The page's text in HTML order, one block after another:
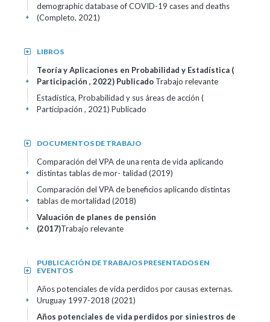
demographic database of COVID-19 cases and deaths
(Completo, 2021)
+
LIBROS
+
Teoría y Aplicaciones en Probabilidad y Estadística (
Participación , 2022) Publicado Trabajo relevante
+
Estadística, Probabilidad y sus áreas de acción (
Participación , 2021) Publicado
+
DOCUMENTOS DE TRABAJO
+
Comparación del VPA de una renta de vida aplicando
distintas tablas de mor- talidad (2019)
+
Comparación del VPA de beneficios aplicando distintas
tablas de mortalidad (2018)
+
Valuación de planes de pensión
(2017)Trabajo relevante
+
PUBLICACIÓN DE TRABAJOS PRESENTADOS EN
EVENTOS
+
Años potenciales de vida perdidos por causas externas.
Uruguay 1997-2018 (2021)
+
Años potenciales de vida perdidos por siniestros de